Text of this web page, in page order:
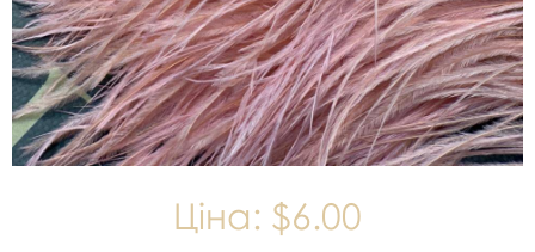
Ціна: $6.00